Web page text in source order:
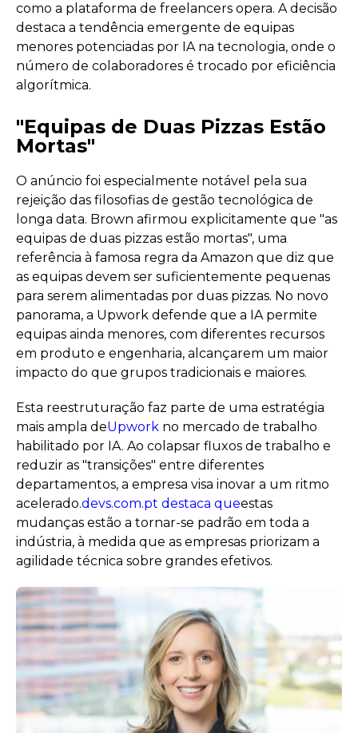
como a plataforma de freelancers opera. A decisão
destaca a tendência emergente de equipas
menores potenciadas por IA na tecnologia, onde o
número de colaboradores é trocado por eficiência
algorítmica.
"Equipas de Duas Pizzas Estão
Mortas"
O anúncio foi especialmente notável pela sua
rejeição das filosofias de gestão tecnológica de
longa data. Brown afirmou explicitamente que "as
equipas de duas pizzas estão mortas", uma
referência à famosa regra da Amazon que diz que
as equipas devem ser suficientemente pequenas
para serem alimentadas por duas pizzas. No novo
panorama, a Upwork defende que a IA permite
equipas ainda menores, com diferentes recursos
em produto e engenharia, alcançarem um maior
impacto do que grupos tradicionais e maiores.
Esta reestruturação faz parte de uma estratégia
mais ampla deUpwork no mercado de trabalho
habilitado por IA. Ao colapsar fluxos de trabalho e
reduzir as "transições" entre diferentes
departamentos, a empresa visa inovar a um ritmo
acelerado.devs.com.pt destaca queestas
mudanças estão a tornar-se padrão em toda a
indústria, à medida que as empresas priorizam a
agilidade técnica sobre grandes efetivos.